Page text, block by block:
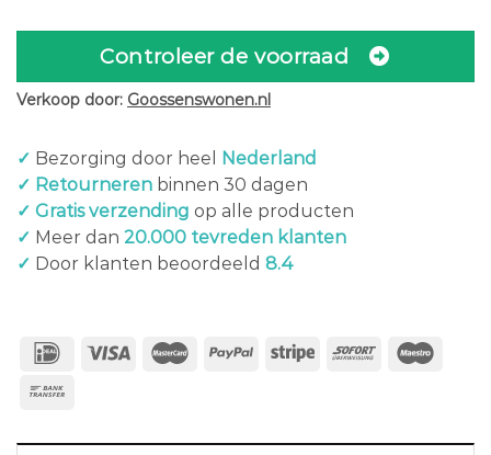
Controleer de voorraad
Verkoop door: Goossenswonen.nl
✓ Bezorging door heel
Nederland
✓ Retourneren binnen 30 dagen
✓ Gratis verzending op alle producten
✓ Meer dan 20.000 tevreden klanten
✓ Door klanten beoordeeld 8.4